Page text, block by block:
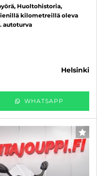
Huoltohistoria,
kilometreillä oleva
autoturva
helsinki
WHATSAPP